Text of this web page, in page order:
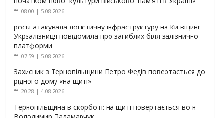
08:00 | 5.08.2026
росія атакувала логістичну інфраструктуру на Київщині:
Укрзалізниця повідомила про загиблих біля залізничної
платформи
07:59 | 5.08.2026
Захисник з Тернопільщини Петро Федів повертається до
рідного дому «на щиті»
20:28 | 4.08.2026
Тернопільщина в скорботі: на щиті повертається воїн
Володимир Паламарчук